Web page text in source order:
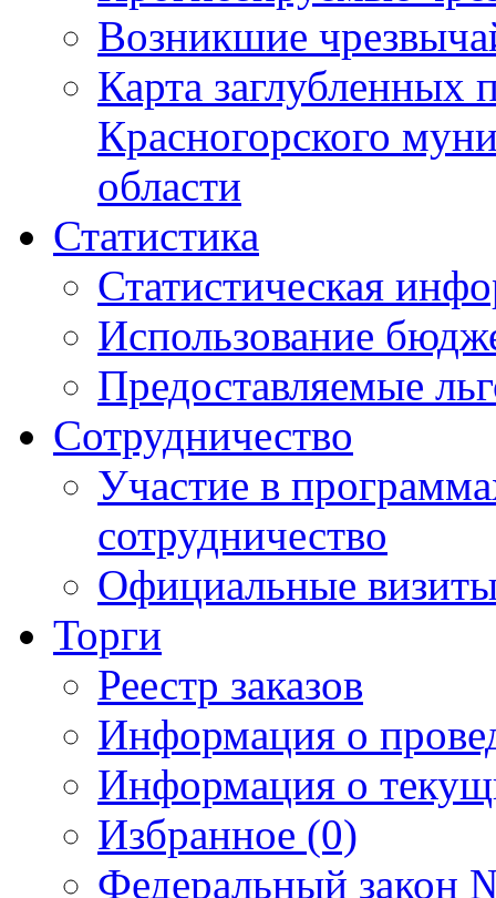
Возникшие
Карта
Красногорского
области
Статистика
Статистическая
Использование
Предоставляемые
Сотрудничество
Участие в
сотрудничество
Официальные
Торги
Реестр заказов
Информация о
Информация о
Избранное (0)
Федеральный закон